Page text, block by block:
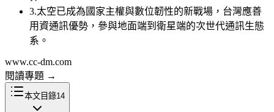
3.太空已成為國家主權與數位韌性的新戰場，台灣應善
用資通訊優勢，參與地面端到衛星端的次世代通訊生態
系。
www.cc-dm.com
閱讀專題 →
本文目錄14